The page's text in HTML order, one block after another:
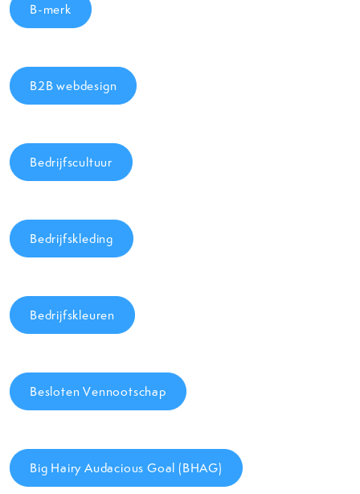
B-merk
B2B webdesign
Bedrijfscultuur
Bedrijfskleding
Bedrijfskleuren
Besloten Vennootschap
Big Hairy Audacious Goal (BHAG)